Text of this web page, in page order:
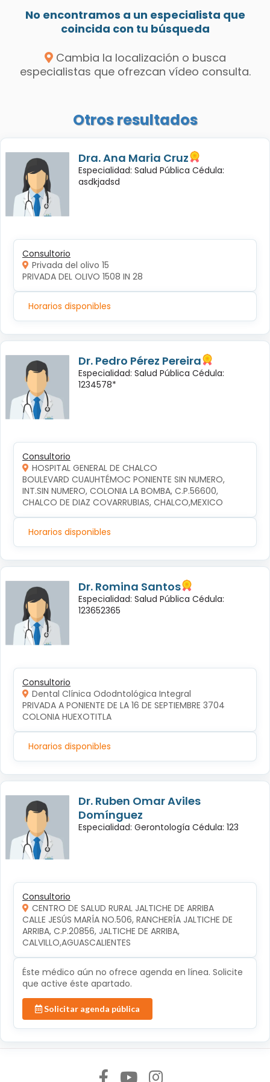
No encontramos a un especialista que
coincida con tu búsqueda
Cambia la localización o busca
especialistas que ofrezcan vídeo consulta.
Otros resultados
Dra. Ana Maria Cruz
Especialidad: Salud Pública Cédula:
asdkjadsd
Consultorio
Privada del olivo 15
PRIVADA DEL OLIVO 1508 IN 28
Horarios disponibles
Dr. Pedro Pérez Pereira
Especialidad: Salud Pública Cédula:
1234578*
Consultorio
HOSPITAL GENERAL DE CHALCO
BOULEVARD CUAUHTÉMOC PONIENTE SIN NUMERO,
INT.SIN NUMERO, COLONIA LA BOMBA, C.P.56600,
CHALCO DE DIAZ COVARRUBIAS, CHALCO,MEXICO
Horarios disponibles
Dr. Romina Santos
Especialidad: Salud Pública Cédula:
123652365
Consultorio
Dental Clínica Ododntológica Integral
PRIVADA A PONIENTE DE LA 16 DE SEPTIEMBRE 3704
COLONIA HUEXOTITLA
Horarios disponibles
Dr. Ruben Omar Aviles
Domínguez
Especialidad: Gerontología Cédula: 123
Consultorio
CENTRO DE SALUD RURAL JALTICHE DE ARRIBA
CALLE JESÚS MARÍA NO.506, RANCHERÍA JALTICHE DE
ARRIBA, C.P.20856, JALTICHE DE ARRIBA,
CALVILLO,AGUASCALIENTES
Éste médico aún no ofrece agenda en línea. Solicite
que active éste apartado.
Solicitar agenda pública